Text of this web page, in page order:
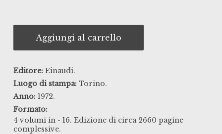
Aggiungi al carrello
Editore: Einaudi.
Luogo di stampa: Torino.
Anno: 1972.
Formato:
4 volumi in - 16. Edizione di circa 2660 pagine
complessive.